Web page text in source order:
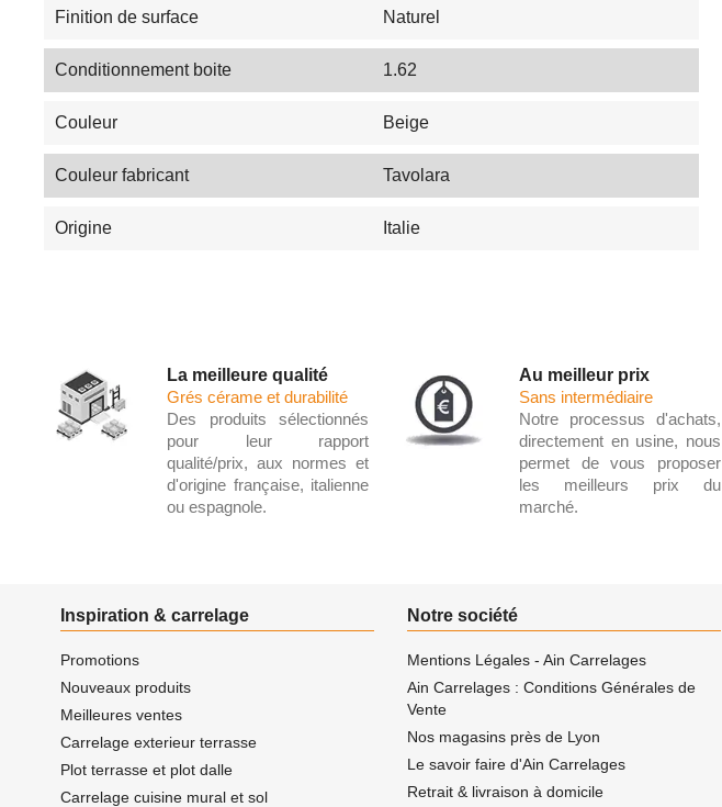
Finition de surface Naturel
Conditionnement boite 1.62
Couleur Beige
Couleur fabricant Tavolara
Origine Italie
La meilleure qualité
Grés cérame et durabilité
Des produits sélectionnés
pour leur rapport
qualité/prix, aux normes et
d'origine française, italienne
ou espagnole.
Au meilleur prix
Sans intermédiaire
Notre processus d'achats,
directement en usine, nous
permet de vous proposer
les meilleurs prix du
marché.
Inspiration & carrelage
Promotions
Nouveaux produits
Meilleures ventes
Carrelage exterieur terrasse
Plot terrasse et plot dalle
Carrelage cuisine mural et sol
Notre société
Mentions Légales - Ain Carrelages
Ain Carrelages : Conditions Générales de
Vente
Nos magasins près de Lyon
Le savoir faire d'Ain Carrelages
Retrait & livraison à domicile